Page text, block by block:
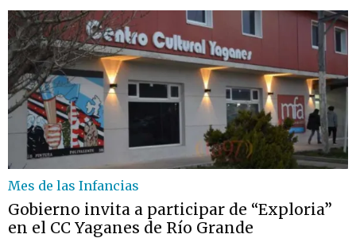
Mes de las Infancias
Gobierno invita a participar de “Exploria”
en el CC Yaganes de Río Grande